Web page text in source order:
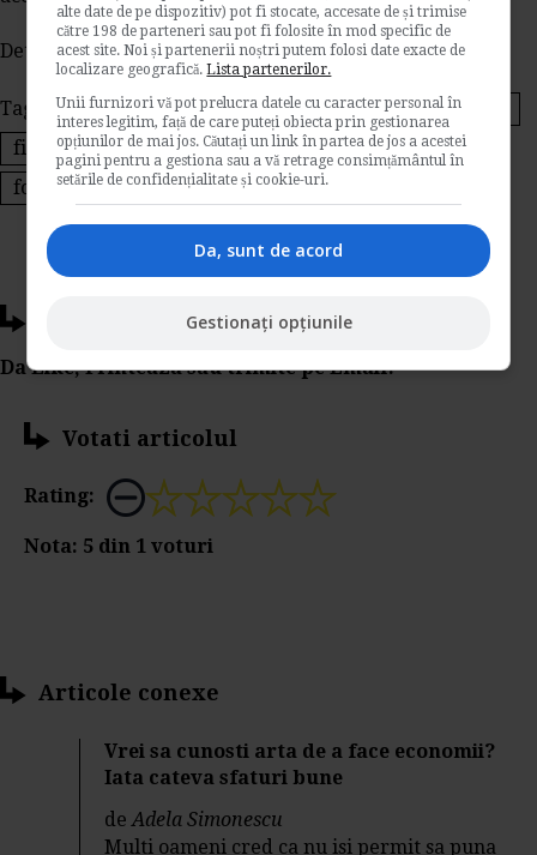
Detalii pewww.manger.ro
Tags: intreprinderi mici si mijlocii
firme romanesti
finantare firme
uniunea europeana
foduri de la ue
Ti-a placut acest articol?
Da Like, Printeaza sau trimite pe Email!
Votati articolul
Rating:
Nota: 5 din 1 voturi
Articole conexe
Vrei sa cunosti arta de a face economii?
Iata cateva sfaturi bune
deAdela Simonescu
Multi oameni cred ca nu isi permit sa puna
alte date de pe dispozitiv) pot fi stocate, accesate de și trimise
către 198 de parteneri sau pot fi folosite în mod specific de
acest site. Noi și partenerii noștri putem folosi date exacte de
localizare geografică.Lista partenerilor.
Unii furnizori vă pot prelucra datele cu caracter personal în
interes legitim, față de care puteți obiecta prin gestionarea
opțiunilor de mai jos. Căutați un link în partea de jos a acestei
pagini pentru a gestiona sau a vă retrage consimțământul în
setările de confidențialitate și cookie-uri.
Da, sunt de acord
Gestionați opțiunile